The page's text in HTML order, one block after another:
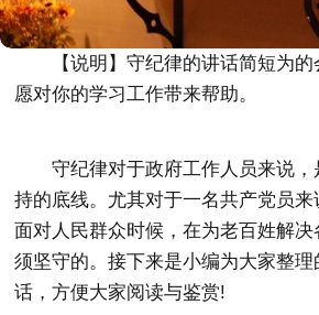
【说明】守纪律的讲话简短为
愿对你的学习工作带来帮助。
守纪律对于政府工作人员来说
持的底线。尤其对于一名共产党员
面对人民群众时候，在为老百姓解
须坚守的。接下来是小编为大家整
话，方便大家阅读与鉴赏!